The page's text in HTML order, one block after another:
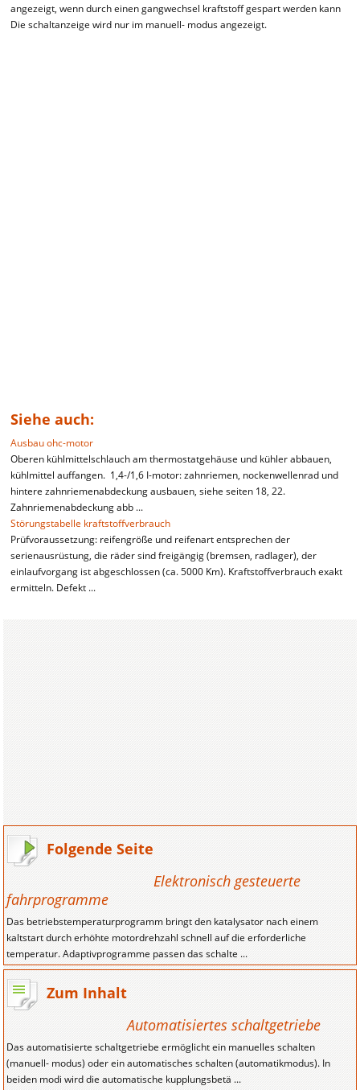
angezeigt, wenn durch einen gangwechsel kraftstoff gespart werden kann
Die schaltanzeige wird nur im manuell- modus angezeigt.
Siehe auch:
Ausbau ohc-motor
Oberen kühlmittelschlauch am thermostatgehäuse und kühler abbauen,
kühlmittel auffangen. 1,4-/1,6 I-motor: zahnriemen, nockenwellenrad und
hintere zahnriemenabdeckung ausbauen, siehe seiten 18, 22.
Zahnriemenabdeckung abb ...
Störungstabelle kraftstoffverbrauch
Prüfvoraussetzung: reifengröße und reifenart entsprechen der
serienausrüstung, die räder sind freigängig (bremsen, radlager), der
einlaufvorgang ist abgeschlossen (ca. 5000 Km). Kraftstoffverbrauch exakt
ermitteln. Defekt ...
Folgende Seite
Elektronisch gesteuerte
fahrprogramme
Das betriebstemperaturprogramm bringt den katalysator nach einem
kaltstart durch erhöhte motordrehzahl schnell auf die erforderliche
temperatur. Adaptivprogramme passen das schalte ...
Zum Inhalt
Automatisiertes schaltgetriebe
Das automatisierte schaltgetriebe ermöglicht ein manuelles schalten
(manuell- modus) oder ein automatisches schalten (automatikmodus). In
beiden modi wird die automatische kupplungsbetä ...